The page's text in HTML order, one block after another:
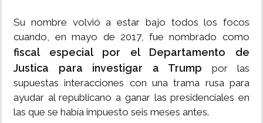
Su nombre volvió a estar bajo todos los focos
cuando, en mayo de 2017, fue nombrado como
fiscal especial por el Departamento de
Justica para investigar a Trump por las
supuestas interacciones con una trama rusa para
ayudar al republicano a ganar las presidenciales en
las que se había impuesto seis meses antes.